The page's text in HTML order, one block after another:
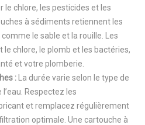
le chlore, les pesticides et les
à sédiments retiennent les
le sable et la rouille. Les
le chlore, le plomb et les bactéries,
et votre plomberie.
:
La durée varie selon le type de
Respectez les
et remplacez régulièrement
optimale. Une cartouche à